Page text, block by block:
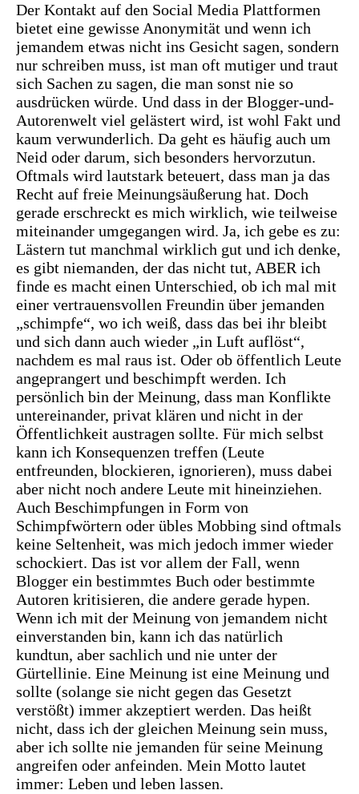
Der Kontakt auf den Social Media Plattformen
bietet eine gewisse Anonymität und wenn ich
jemandem etwas nicht ins Gesicht sagen, sondern
nur schreiben muss, ist man oft mutiger und traut
sich Sachen zu sagen, die man sonst nie so
ausdrücken würde. Und dass in der Blogger-und-
Autorenwelt viel gelästert wird, ist wohl Fakt und
kaum verwunderlich. Da geht es häufig auch um
Neid oder darum, sich besonders hervorzutun.
Oftmals wird lautstark beteuert, dass man ja das
Recht auf freie Meinungsäußerung hat. Doch
gerade erschreckt es mich wirklich, wie teilweise
miteinander umgegangen wird. Ja, ich gebe es zu:
Lästern tut manchmal wirklich gut und ich denke,
es gibt niemanden, der das nicht tut, ABER ich
finde es macht einen Unterschied, ob ich mal mit
einer vertrauensvollen Freundin über jemanden
„schimpfe“, wo ich weiß, dass das bei ihr bleibt
und sich dann auch wieder „in Luft auflöst“,
nachdem es mal raus ist. Oder ob öffentlich Leute
angeprangert und beschimpft werden. Ich
persönlich bin der Meinung, dass man Konflikte
untereinander, privat klären und nicht in der
Öffentlichkeit austragen sollte. Für mich selbst
kann ich Konsequenzen treffen (Leute
entfreunden, blockieren, ignorieren), muss dabei
aber nicht noch andere Leute mit hineinziehen.
Auch Beschimpfungen in Form von
Schimpfwörtern oder übles Mobbing sind oftmals
keine Seltenheit, was mich jedoch immer wieder
schockiert. Das ist vor allem der Fall, wenn
Blogger ein bestimmtes Buch oder bestimmte
Autoren kritisieren, die andere gerade hypen.
Wenn ich mit der Meinung von jemandem nicht
einverstanden bin, kann ich das natürlich
kundtun, aber sachlich und nie unter der
Gürtellinie. Eine Meinung ist eine Meinung und
sollte (solange sie nicht gegen das Gesetzt
verstößt) immer akzeptiert werden. Das heißt
nicht, dass ich der gleichen Meinung sein muss,
aber ich sollte nie jemanden für seine Meinung
angreifen oder anfeinden. Mein Motto lautet
immer: Leben und leben lassen.